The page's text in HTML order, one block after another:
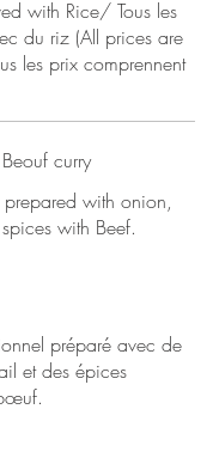
with Rice/ Tous les
du riz (All prices are
les prix comprennent
curry
with onion,
with Beef.
préparé avec de
et des épices